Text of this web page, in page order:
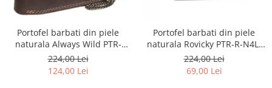
Portofel barbati din piele
naturala Always Wild PTR-
2900-BIC
224,00 Lei
124,00 Lei
Portofel barbati din piele
naturala Rovicky PTR-R-N4L-
GAT-8922 B+B
224,00 Lei
69,00 Lei